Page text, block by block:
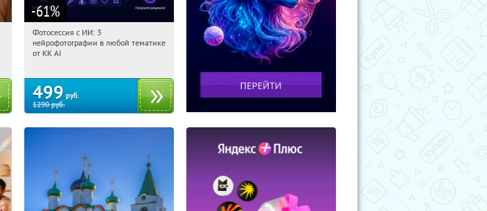
-61%
01:41:38
Россия
Фотосессия с ИИ: 3
нейрофотографии в любой тематике
от KK AI
499 руб.
1290руб.